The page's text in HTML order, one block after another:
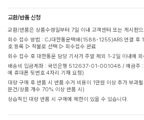
교환/반품 신청
교환/반품은 상품수령일부터 7일 이내 고객센터 또는 게시판
회수 접수 방법 : CJ대한통운택배(1588-1255)ARS 연결 후
호 등록 ▷ 착불로 선택 ▷ 회수접수 완료
회수 접수 후 대한통운 담당 기사가 주말 제외 1-2일 이내에
배송비 입금계좌 : 국민은행 512637-01-001048 / 예금주 :
에 휴대폰 뒷번호 4자리 기재 요청)
대량 구매 후 반품 시 반품 수거 비용이 1만원 이상 추가 부과
문건/상품 개수 70% 이상 반품 시)
상습적인 대량 반품 시 구매에 제한이 있을 수 있습니다.